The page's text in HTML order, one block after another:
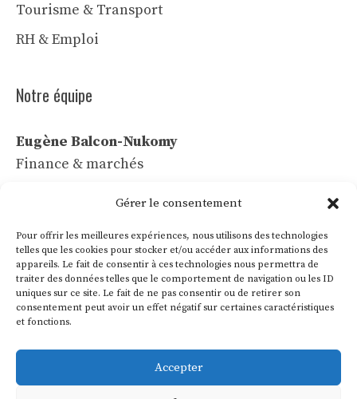
Gérer le consentement
Pour offrir les meilleures expériences, nous utilisons des technologies
telles que les cookies pour stocker et/ou accéder aux informations des
appareils. Le fait de consentir à ces technologies nous permettra de
traiter des données telles que le comportement de navigation ou les ID
uniques sur ce site. Le fait de ne pas consentir ou de retirer son
consentement peut avoir un effet négatif sur certaines caractéristiques
et fonctions.
Accepter
Tourisme & Transport
RH & Emploi
Notre équipe
Eugène Balcon-Nukomy
Finance & marchés
Céline Vaubert
Léa Voss
Commerce & communication
Roland Villon
Industrie & énergie
Marie Lakanal
Ressources humaines